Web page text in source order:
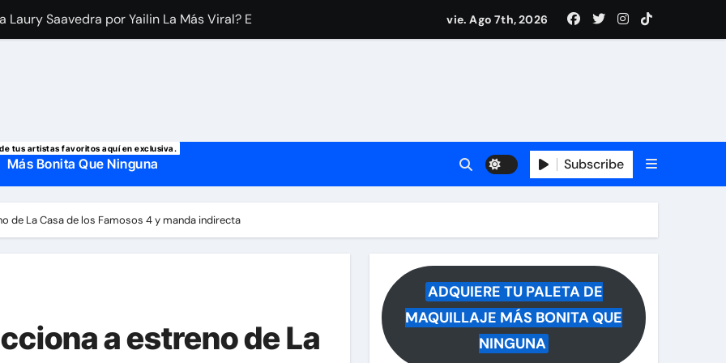
mensaje a Irina Baeva tras imágenes junto a Giovanni Medina y revela lo que muchos querían saber
vie. Ago 7th, 2026
tus artistas favoritos aquí en exclusiva.
Más Bonita Que Ninguna Subscribe
de La Casa de los Famosos 4 y manda indirecta
a estreno de La
ADQUIERE TU PALETA DE
MAQUILLAJE MÁS BONITA QUE
NINGUNA